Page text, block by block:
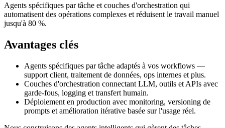
Agents spécifiques par tâche et couches d'orchestration qui
automatisent des opérations complexes et réduisent le travail manuel
jusqu'à 80 %.
Avantages clés
Agents spécifiques par tâche adaptés à vos workflows —
support client, traitement de données, ops internes et plus.
Couches d'orchestration connectant LLM, outils et APIs avec
garde-fous, logging et transfert humain.
Déploiement en production avec monitoring, versioning de
prompts et amélioration itérative basée sur l'usage réel.